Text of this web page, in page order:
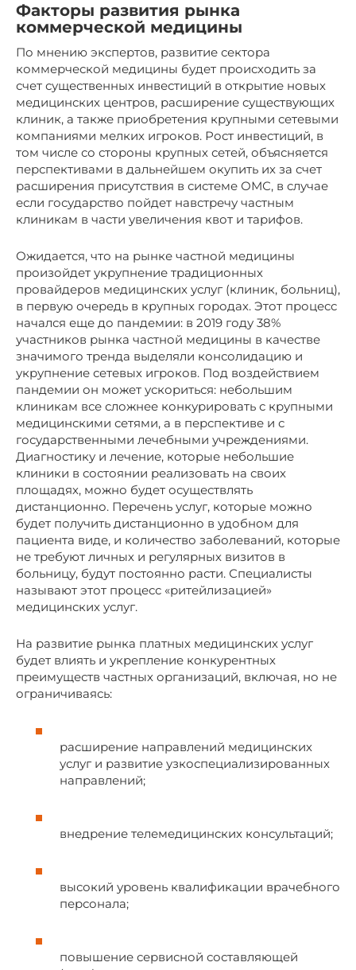
Факторы развития рынка
коммерческой медицины
По мнению экспертов, развитие сектора
коммерческой медицины будет происходить за
счет существенных инвестиций в открытие новых
медицинских центров, расширение существующих
клиник, а также приобретения крупными сетевыми
компаниями мелких игроков. Рост инвестиций, в
том числе со стороны крупных сетей, объясняется
перспективами в дальнейшем окупить их за счет
расширения присутствия в системе ОМС, в случае
если государство пойдет навстречу частным
клиникам в части увеличения квот и тарифов.
Ожидается, что на рынке частной медицины
произойдет укрупнение традиционных
провайдеров медицинских услуг (клиник, больниц),
в первую очередь в крупных городах. Этот процесс
начался еще до пандемии: в 2019 году 38%
участников рынка частной медицины в качестве
значимого тренда выделяли консолидацию и
укрупнение сетевых игроков. Под воздействием
пандемии он может ускориться: небольшим
клиникам все сложнее конкурировать с крупными
медицинскими сетями, а в перспективе и с
государственными лечебными учреждениями.
Диагностику и лечение, которые небольшие
клиники в состоянии реализовать на своих
площадях, можно будет осуществлять
дистанционно. Перечень услуг, которые можно
будет получить дистанционно в удобном для
пациента виде, и количество заболеваний, которые
не требуют личных и регулярных визитов в
больницу, будут постоянно расти. Специалисты
называют этот процесс «ритейлизацией»
медицинских услуг.
На развитие рынка платных медицинских услуг
будет влиять и укрепление конкурентных
преимуществ частных организаций, включая, но не
ограничиваясь:
расширение направлений медицинских
услуг и развитие узкоспециализированных
направлений;
внедрение телемедицинских консультаций;
высокий уровень квалификации врачебного
персонала;
повышение сервисной составляющей